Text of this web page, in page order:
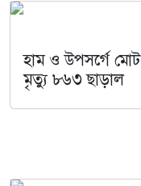
হাম ও উপসর্গে মোট
মৃত্যু ৮৬৩ ছাড়াল